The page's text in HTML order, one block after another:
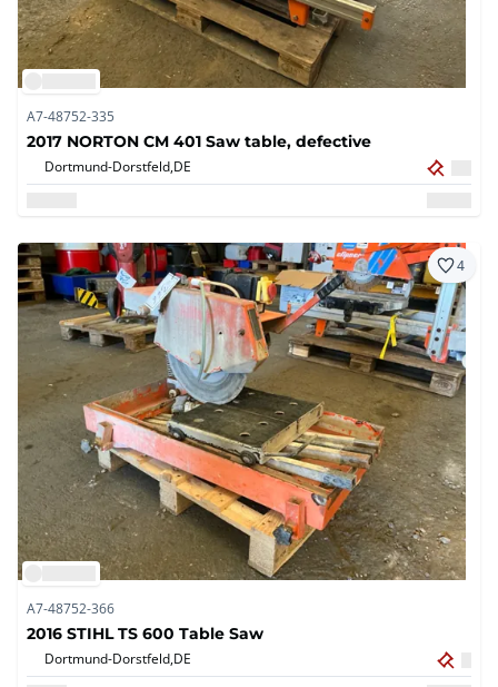
A7-48752-335
2017 NORTON CM 401 Saw table, defective
Dortmund-Dorstfeld,DE
4
A7-48752-366
2016 STIHL TS 600 Table Saw
Dortmund-Dorstfeld,DE